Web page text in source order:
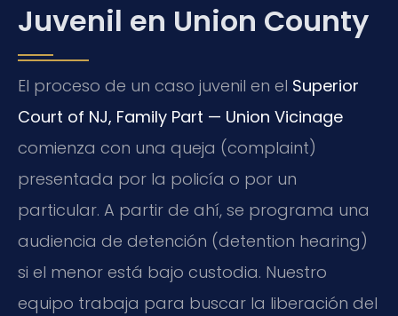
Juvenil en Union County
El proceso de un caso juvenil en el Superior
Court of NJ, Family Part — Union Vicinage
comienza con una queja (complaint)
presentada por la policía o por un
particular. A partir de ahí, se programa una
audiencia de detención (detention hearing)
si el menor está bajo custodia. Nuestro
equipo trabaja para buscar la liberación del